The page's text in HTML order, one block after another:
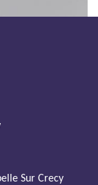
Sur Crecy